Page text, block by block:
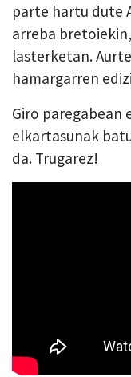
parte hartu dute
arreba
lasterketan.
hamargarren
Giro paregabean
elkartasunak
da. Trugarez!